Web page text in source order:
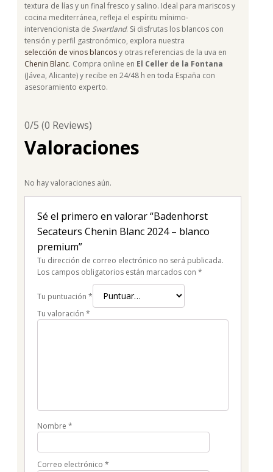
textura de lías y un final fresco y salino. Ideal para mariscos y
cocina mediterránea, refleja el espíritu mínimo-
intervencionista de Swartland. Si disfrutas los blancos con
tensión y perfil gastronómico, explora nuestra
selección de vinos blancosy otras referencias de la uva en
Chenin Blanc. Compra online en El Celler de la Fontana
(Jávea, Alicante) y recibe en 24/48 h en toda España con
asesoramiento experto.
0/5 (0 Reviews)
Valoraciones
No hay valoraciones aún.
Sé el primero en valorar “Badenhorst
Secateurs Chenin Blanc 2024 – blanco
premium”
Tu dirección de correo electrónico no será publicada.
Los campos obligatorios están marcados con *
Tu puntuación *
Tu valoración *
Nombre *
Correo electrónico *